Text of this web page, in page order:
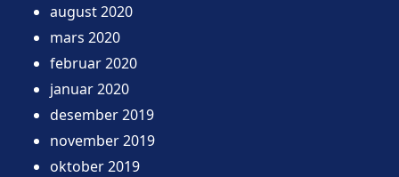
august 2020
mars 2020
februar 2020
januar 2020
desember 2019
november 2019
oktober 2019